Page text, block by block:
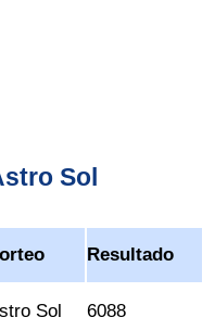
Sol
Resultado
Sol 6088